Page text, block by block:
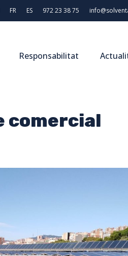
FR ES 972 23 38 75
Responsabilitat
comercial